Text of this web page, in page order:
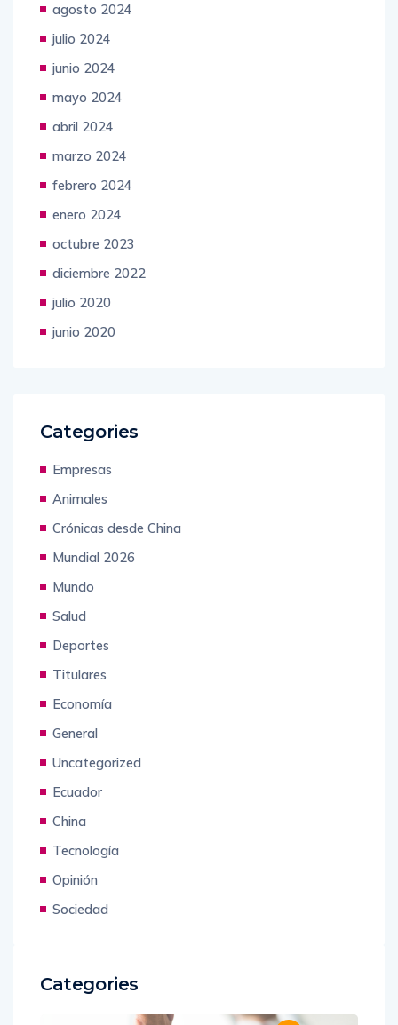
agosto 2024
julio 2024
junio 2024
mayo 2024
abril 2024
marzo 2024
febrero 2024
enero 2024
octubre 2023
diciembre 2022
julio 2020
junio 2020
Categories
Empresas
Animales
Crónicas desde China
Mundial 2026
Mundo
Salud
Deportes
Titulares
Economía
General
Uncategorized
Ecuador
China
Tecnología
Opinión
Sociedad
Categories